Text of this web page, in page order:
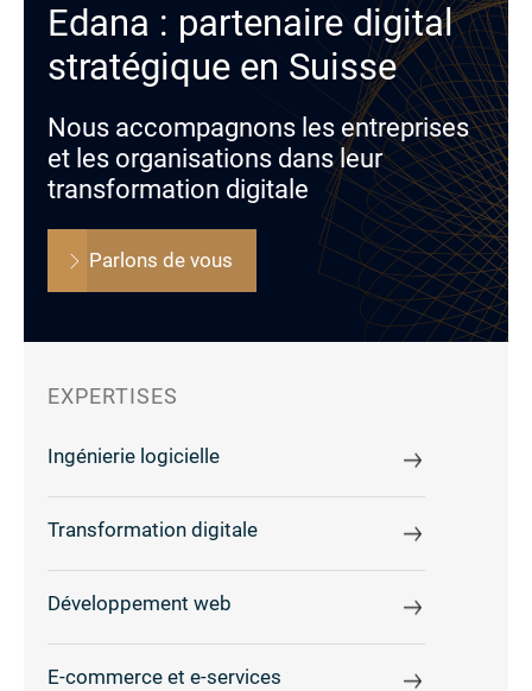
Edana : partenaire digital
stratégique en Suisse
Nous accompagnons les entreprises
et les organisations dans leur
transformation digitale
Parlons de vous
EXPERTISES
Ingénierie logicielle
Transformation digitale
Développement web
E-commerce et e-services